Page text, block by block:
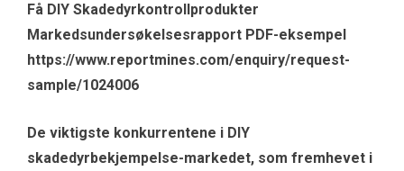
Få DIY Skadedyrkontrollprodukter
Markedsundersøkelsesrapport PDF-eksempel
https://www.reportmines.com/enquiry/request-
sample/1024006
De viktigste konkurrentene i DIY
skadedyrbekjempelse-markedet, som fremhevet i